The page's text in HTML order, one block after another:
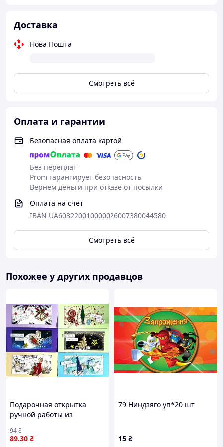
Доставка
Нова Пошта
Смотреть всё
Оплата и гарантии
Безопасная оплата картой
Без переплат
Prom гарантирует безопасность
Вернем деньги при отказе от посылки
Оплата на счет
IBAN UA603220010000026007380044580
Смотреть всё
Похожее у других продавцов
Подарочная открытка
ручной работы из
дизайном
89.30 ₴
94₴
79 Ниндзяго уп*20 шт
15 ₴